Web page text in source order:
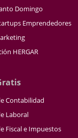
Domingo
Emprendedores
HERGAR
Contabilidad
Laboral
Fiscal e Impuestos